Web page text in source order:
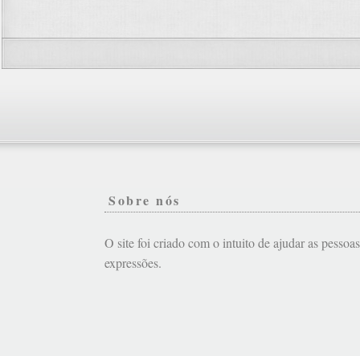
Sobre nós
O site foi criado com o intuito de ajudar as
expressões.